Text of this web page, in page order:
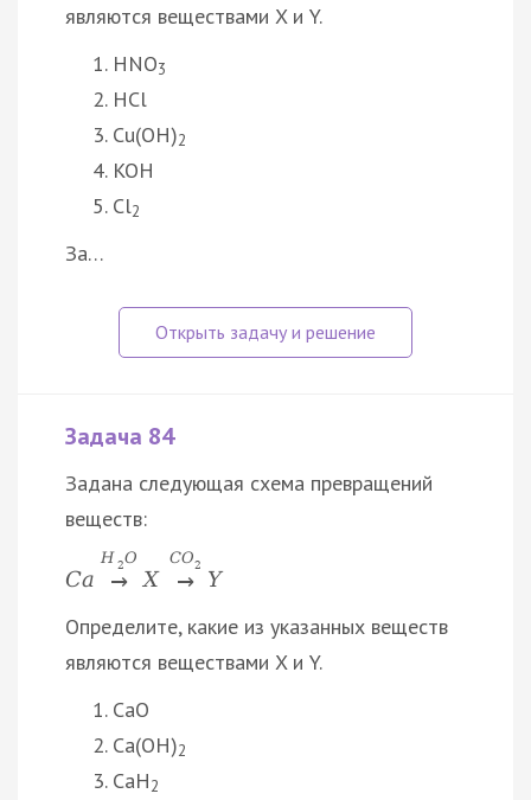
являются веществами X и Y.
HNO3
HCl
Cu(OH)2
KOH
Cl2
За…
Задача 84
Задана следующая схема превращений
веществ:
Ca
H 2O
→ X
CO2
→ Y
Определите, какие из указанных веществ
являются веществами X и Y.
CaO
Ca(OH)2
CaH2